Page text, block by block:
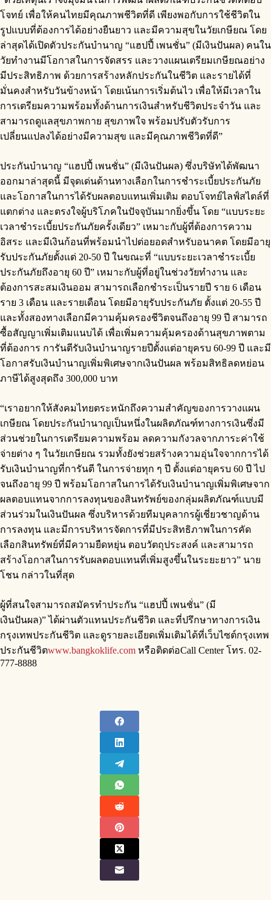
โจทย์ เพื่อให้คนไทยมีคุณภาพชีวิตที่ดี เพียงพอกับการใช้ชีวิตใน
รูปแบบที่ต้องการได้อย่างยืนยาว และมีความสุขในวัยเกษียณ โดย
ล่าสุดได้เปิดตัวประกันบำนาญ “แฮปปี้ เพนชั่น” (มีเงินปันผล) คนใน
วัยทำงานมีโอกาสในการจัดสรร และวางแผนเตรียมเกษียณอย่าง
มีประสิทธิภาพ ด้วยการสร้างหลักประกันในชีวิต และรายได้ที่
มั่นคงสำหรับวันข้างหน้า โดยเน้นการเริ่มต้นไว เพื่อให้มีเวลาใน
การเตรียมความพร้อมทั้งด้านการเงินสำหรับชีวิตประจำวัน และ
สามารถดูแลสุขภาพกาย สุขภาพใจ พร้อมปรับตัวรับการ
เปลี่ยนแปลงได้อย่างมีความสุข และมีคุณภาพชีวิตที่ดี”
ประกันบำนาญ “แฮปปี้ เพนชั่น” (มีเงินปันผล) ซึ่งบริษัทได้พัฒนา
ออกมาล่าสุดนี้ มีจุดเด่นด้านทางเลือกในการชำระเบี้ยประกันภัย
และโอกาสในการได้รับผลตอบแทนเพิ่มเติม ตอบโจทย์ไลฟ์สไตล์ที่
แตกต่าง และตรงใจผู้บริโภคในปัจจุบันมากยิ่งขึ้น โดย “แบบระยะ
เวลาชำระเบี้ยประกันภัยครั้งเดียว” เหมาะกับผู้ที่ต้องการความ
อิสระ และมีเงินก้อนที่พร้อมนำไปต่อยอดสำหรับอนาคต โดยมีอายุ
รับประกันภัยตั้งแต่ 20-50 ปี ในขณะที่ “แบบระยะเวลาชำระเบี้ย
ประกันภัยถึงอายุ 60 ปี” เหมาะกับผู้ที่อยู่ในช่วงวัยทำงาน และ
ต้องการสะสมเงินออม สามารถเลือกชำระเป็นรายปี ราย 6 เดือน
ราย 3 เดือน และรายเดือน โดยมีอายุรับประกันภัย ตั้งแต่ 20-55 ปี
และทั้งสองทางเลือกมีความคุ้มครองชีวิตจนถึงอายุ 99 ปี สามารถ
ซื้อสัญญาเพิ่มเติมแนบได้ เพื่อเพิ่มความคุ้มครองด้านสุขภาพตาม
ที่ต้องการ การันตีรับเงินบำนาญรายปีตั้งแต่อายุครบ 60-99 ปี และมี
โอกาสรับเงินบำนาญเพิ่มพิเศษจากเงินปันผล พร้อมสิทธิลดหย่อน
ภาษีได้สูงสุดถึง 300,000 บาท
“เราอยากให้สังคมไทยตระหนักถึงความสำคัญของการวางแผน
เกษียณ โดยประกันบำนาญเป็นหนึ่งในผลิตภัณฑ์ทางการเงินซึ่งมี
ส่วนช่วยในการเตรียมความพร้อม ลดความกังวลจากภาระค่าใช้
จ่ายต่าง ๆ ในวัยเกษียณ รวมทั้งยังช่วยสร้างความอุ่นใจจากการได้
รับเงินบำนาญที่การันตี ในการจ่ายทุก ๆ ปี ตั้งแต่อายุครบ 60 ปี ไป
จนถึงอายุ 99 ปี พร้อมโอกาสในการได้รับเงินบำนาญเพิ่มพิเศษจาก
ผลตอบแทนจากการลงทุนของสินทรัพย์ของกลุ่มผลิตภัณฑ์แบบมี
ส่วนร่วมในเงินปันผล ซึ่งบริหารด้วยทีมบุคลากรผู้เชี่ยวชาญด้าน
การลงทุน และมีการบริหารจัดการที่มีประสิทธิภาพในการคัด
เลือกสินทรัพย์ที่มีความยืดหยุ่น ตอบวัตถุประสงค์ และสามารถ
สร้างโอกาสในการรับผลตอบแทนที่เพิ่มสูงขึ้นในระยะยาว” นาย
โชน กล่าวในที่สุด
ผู้ที่สนใจสามารถสมัครทำประกัน “แฮปปี้ เพนชั่น” (มี
เงินปันผล)” ได้ผ่านตัวแทนประกันชีวิต และที่ปรึกษาทางการเงิน
กรุงเทพประกันชีวิต และดูรายละเอียดเพิ่มเติมได้ที่เว็บไซต์กรุงเทพ
ประกันชีวิตwww.bangkoklife.com หรือติดต่อCall Center โทร. 02-
777-8888